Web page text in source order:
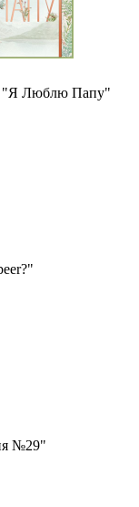
"Я Люблю Папу"
№29"